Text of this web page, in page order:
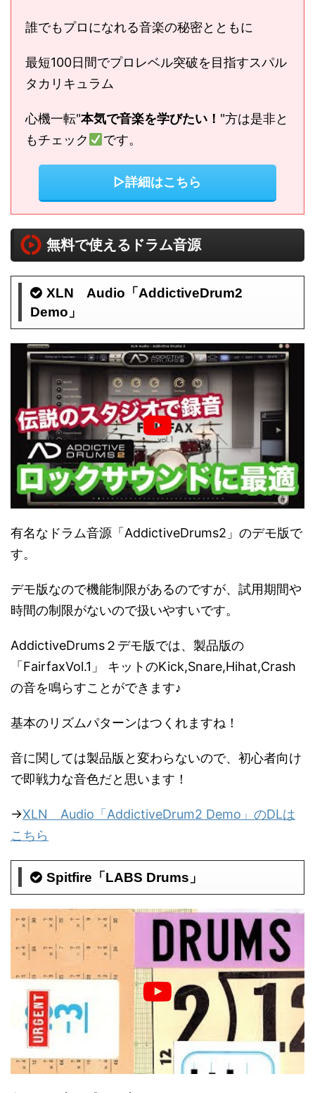
誰でもプロになれる音楽の秘密とともに
最短100日間でプロレベル突破を目指すスパル
タカリキュラム
心機一転"本気で音楽を学びたい！ "方は是非と
もチェック
です。
▷詳細はこちら
無料で使えるドラム音源
XLN Audio「AddictiveDrum2
Demo」
有名なドラム音源「AddictiveDrums2」のデモ版で
す。
デモ版なので機能制限があるのですが、試用期間や
時間の制限がないので扱いやすいです。
AddictiveDrums２デモ版では、製品版の
「FairfaxVol.1」 キットのKick,Snare,Hihat,Crash
の音を鳴らすことができます♪
基本のリズムパターンはつくれますね！
音に関しては製品版と変わらないので、初心者向け
で即戦力な音色だと思います！
→XLN Audio「AddictiveDrum2 Demo」のDLは
こちら
Spitfire「LABS Drums」